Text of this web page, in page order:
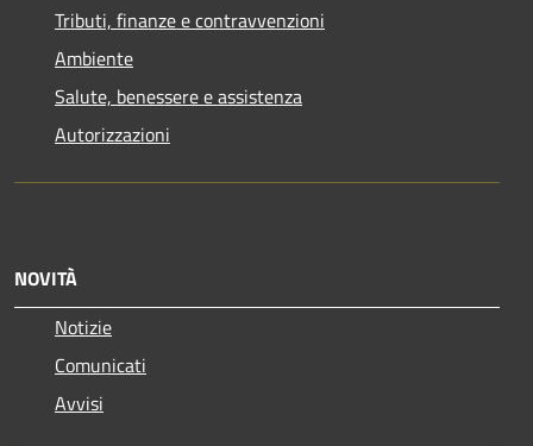
Tributi, finanze e contravvenzioni
Ambiente
Salute, benessere e assistenza
Autorizzazioni
NOVITÀ
Notizie
Comunicati
Avvisi